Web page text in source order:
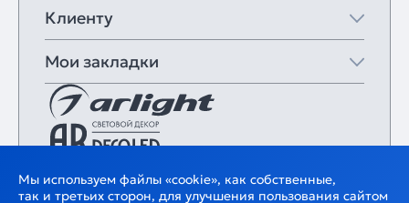
Клиенту
Мои закладки
Мы используем файлы «cookie», как собственные,
так и третьих сторон, для улучшения пользования сайтом